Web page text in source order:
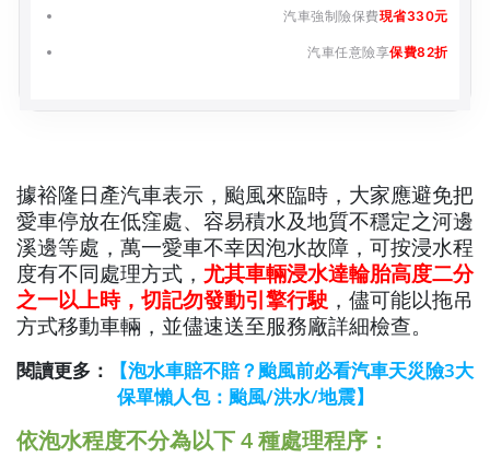
汽車強制險保費現省330元
汽車任意險享保費82折
據裕隆日產汽車表示，颱風來臨時，大家應避免把
愛車停放在低窪處、容易積水及地質不穩定之河邊
溪邊等處，萬一愛車不幸因泡水故障，可按浸水程
度有不同處理方式， 尤其車輛浸水達輪胎高度二分
之一以上時，切記勿發動引擎行駛 ，儘可能以拖吊
方式移動車輛，並儘速送至服務廠詳細檢查。
閱讀更多：
【泡水車賠不賠？颱風前必看汽車天災險3大
保單懶人包：颱風/洪水/地震】
依泡水程度不分為以下 4 種處理程序：